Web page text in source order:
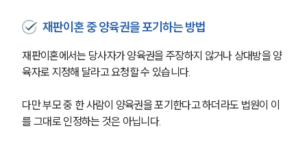
재판이혼 중 양육권을 포기하는 방법
재판이혼에서는 당사자가 양육권을 주장하지 않거나 상대방을 양
육자로 지정해 달라고 요청할 수 있습니다.
다만 부모 중 한 사람이 양육권을 포기한다고 하더라도 법원이 이
를 그대로 인정하는 것은 아닙니다.